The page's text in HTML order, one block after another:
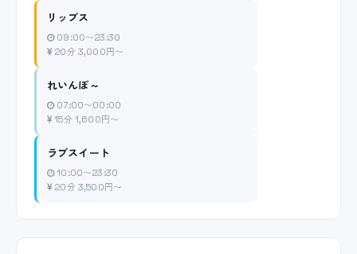
リップス
09:00〜23:30
20分 3,000円〜
れいんぼ～
07:00〜00:00
15分 1,600円〜
ラブスイート
10:00〜23:30
20分 3,500円〜